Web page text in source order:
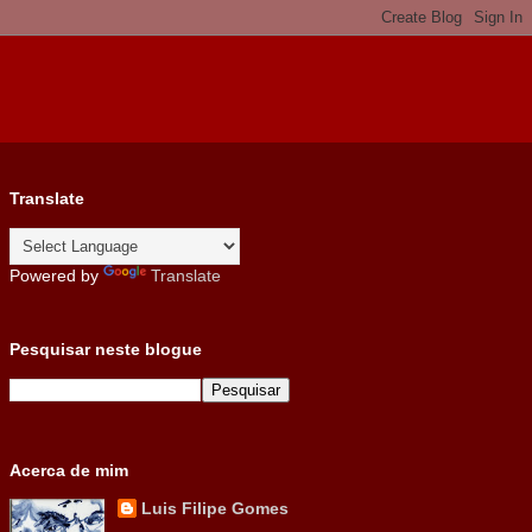
Translate
Powered by Translate
Pesquisar neste blogue
Acerca de mim
Luis Filipe Gomes